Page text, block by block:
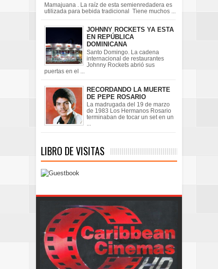
Mamajuana . La raíz de esta semienredadera es
utilizada para bebida tradicional Tiene muchos ...
JOHNNY ROCKETS YA ESTA
EN REPÚBLICA
DOMINICANA
Santo Domingo. La cadena
internacional de restaurantes
Johnny Rockets abrió sus
puertas en el ...
RECORDANDO LA MUERTE
DE PEPE ROSARIO
La madrugada del 19 de marzo
de 1983 Los Hermanos Rosario
terminaban de tocar un set en un
...
LIBRO DE VISITAS